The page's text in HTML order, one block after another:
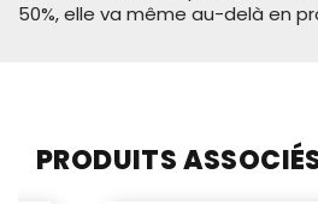
50%, elle va même au-delà en
PRODUITS